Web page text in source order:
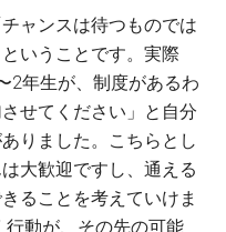
ャンスは待つものでは
いうことです。実際
2年生が、制度があるわ
せてください」と自分
りました。こちらとし
大歓迎ですし、通える
ることを考えていけま
動が、その先の可能